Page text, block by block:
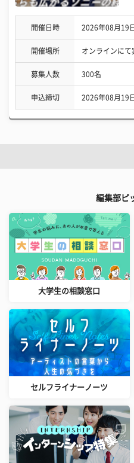
開催日時 2026年08月19
開催場所 オンラインにて
募集人数 300名
申込締切 2026年08月19
編集部ピ
大学生の相談窓口
セルフライナーノーツ